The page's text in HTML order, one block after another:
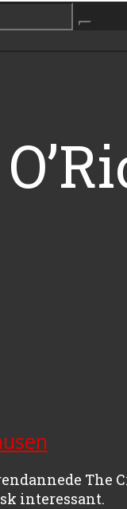
interessant.